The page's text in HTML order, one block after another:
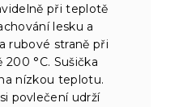
při teplotě
lesku a
rubové straně při
°C. Sušička
nízkou teplotu.
povlečení udrží